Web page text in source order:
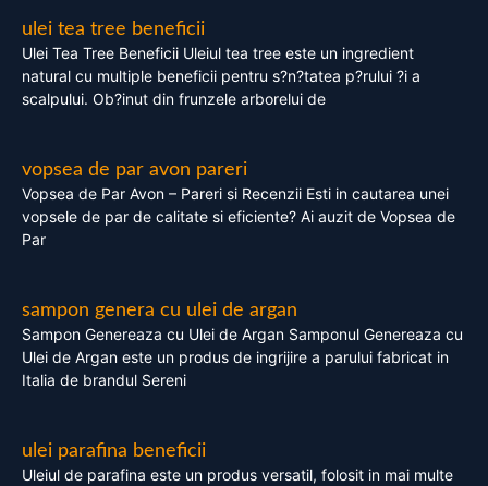
ulei tea tree beneficii
Ulei Tea Tree Beneficii Uleiul tea tree este un ingredient
natural cu multiple beneficii pentru s?n?tatea p?rului ?i a
scalpului. Ob?inut din frunzele arborelui de
vopsea de par avon pareri
Vopsea de Par Avon – Pareri si Recenzii Esti in cautarea unei
vopsele de par de calitate si eficiente? Ai auzit de Vopsea de
Par
sampon genera cu ulei de argan
Sampon Genereaza cu Ulei de Argan Samponul Genereaza cu
Ulei de Argan este un produs de ingrijire a parului fabricat in
Italia de brandul Sereni
ulei parafina beneficii
Uleiul de parafina este un produs versatil, folosit in mai multe